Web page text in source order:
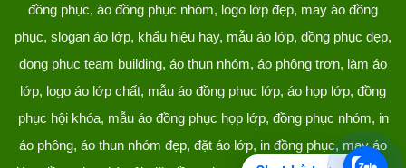
đồng phục, áo đồng phục nhóm, logo lớp đẹp, may áo đồng
phục, slogan áo lớp, khẩu hiệu hay, mẫu áo lớp, đồng phục đẹp,
dong phuc team building, áo thun nhóm, áo phông trơn, làm áo
lớp, logo áo lớp chất, mẫu áo đồng phục lớp, áo họp lớp, đồng
phục hội khóa, mẫu áo đồng phục họp lớp, đồng phục nhóm, in
áo phông, áo thun nhóm đẹp, đặt áo lớp, in đồng phục, may áo